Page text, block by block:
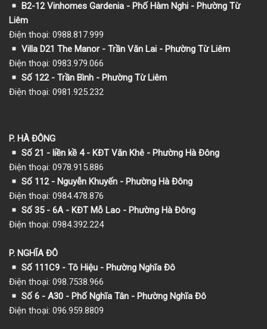
B2-12 Vinhomes Gardenia - Phố Hàm Nghi - Phường Từ
Liêm
Điện thoại: 0988.817.999
Villa D21 The Manor - Trần Văn Lai - Phường Từ Liêm
Điện thoại: 0983.979.066
Số 122 - Trần Bình - Phường Từ Liêm
Điện thoại: 0981.925.232
P. HÀ ĐÔNG
Số 21 - liền kề 4 - KĐT Văn Khê - Phường Hà Đông
Điện thoại: 0978.915.886
Số 112 - Nguyễn Khuyến - Phường Hà Đông
Điện thoại: 0984.478.876
Số 35 - 6A - KĐT Mỗ Lao - Phường Hà Đông
Điện thoại: 0984.392.224
P. NGHĨA ĐÔ
Số 111C9 - Tô Hiệu - Phường Nghĩa Đô
Điện thoại: 098.7538.966
Số 6 - A30 - Phố Nghĩa Tân - Phường Nghĩa Đô
Điện thoại: 096.959.8809